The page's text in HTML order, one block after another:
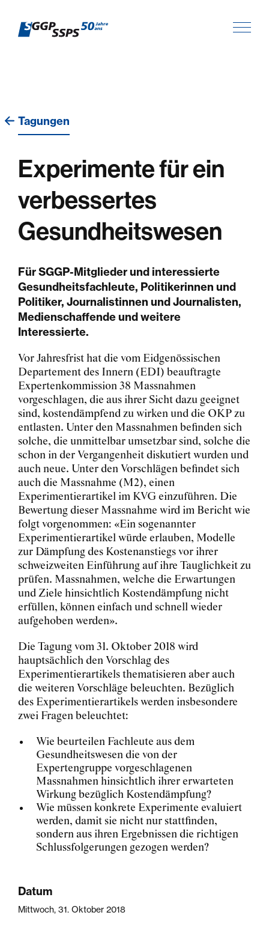
Tagungen
Experimente für ein
verbessertes
Gesundheitswesen
Für SGGP-Mitglieder und interessierte
Gesundheitsfachleute, Politikerinnen und
Politiker, Journalistinnen und Journalisten,
Medienschaffende und weitere
Interessierte.
Vor Jahresfrist hat die vom Eidgenössischen
Departement des Innern (EDI) beauftragte
Expertenkommission 38 Massnahmen
vorgeschlagen, die aus ihrer Sicht dazu geeignet
sind, kostendämpfend zu wirken und die OKP zu
entlasten. Unter den Massnahmen befinden sich
solche, die unmittelbar umsetzbar sind, solche die
schon in der Vergangenheit diskutiert wurden und
auch neue. Unter den Vorschlägen befindet sich
auch die Massnahme (M2), einen
Experimentierartikel im KVG einzuführen. Die
Bewertung dieser Massnahme wird im Bericht wie
folgt vorgenommen: «Ein sogenannter
Experimentierartikel würde erlauben, Modelle
zur Dämpfung des Kostenanstiegs vor ihrer
schweizweiten Einführung auf ihre Tauglichkeit zu
prüfen. Massnahmen, welche die Erwartungen
und Ziele hinsichtlich Kostendämpfung nicht
erfüllen, können einfach und schnell wieder
aufgehoben werden».
Die Tagung vom 31. Oktober 2018 wird
hauptsächlich den Vorschlag des
Experimentierartikels thematisieren aber auch
die weiteren Vorschläge beleuchten. Bezüglich
des Experimentierartikels werden insbesondere
zwei Fragen beleuchtet:
Wie beurteilen Fachleute aus dem
Gesundheitswesen die von der
Expertengruppe vorgeschlagenen
Massnahmen hinsichtlich ihrer erwarteten
Wirkung bezüglich Kostendämpfung?
Wie müssen konkrete Experimente evaluiert
werden, damit sie nicht nur stattfinden,
sondern aus ihren Ergebnissen die richtigen
Schlussfolgerungen gezogen werden?
Datum
Mittwoch, 31. Oktober 2018